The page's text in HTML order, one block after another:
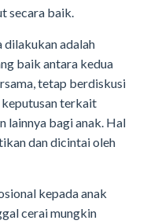
secara baik.
dilakukan adalah
baik antara kedua
tetap berdiskusi
terkait
lainnya bagi anak. Hal
dan dicintai oleh
kepada anak
cerai mungkin